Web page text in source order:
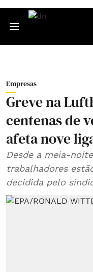
Empresas
Greve na
centenas de
afeta nove
Desde a meia-
trabalhadores
decidida pelo